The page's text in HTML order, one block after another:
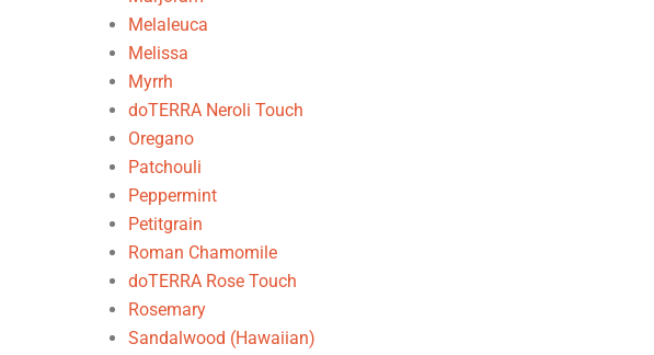
Melaleuca
Melissa
Myrrh
doTERRA Neroli Touch
Oregano
Patchouli
Peppermint
Petitgrain
Roman Chamomile
doTERRA Rose Touch
Rosemary
Sandalwood (Hawaiian)